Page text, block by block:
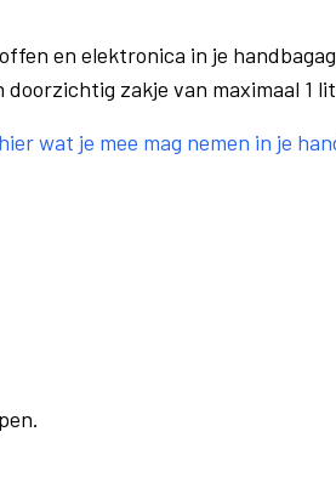
en elektronica in je
zakje van maximaal 1
wat je mee mag nemen in je